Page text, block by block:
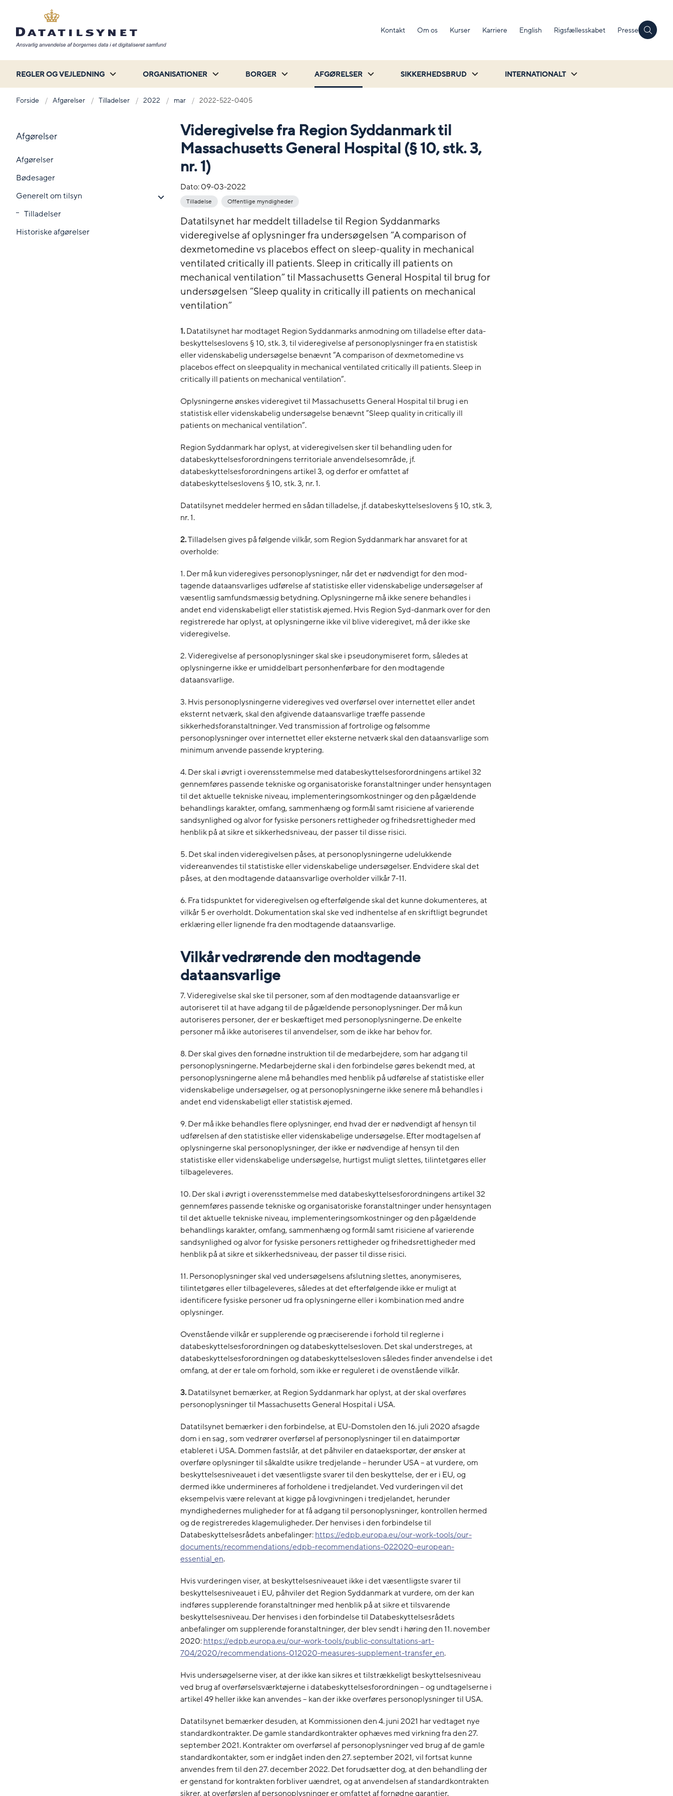
Kontakt Om os Kurser Karriere English Rigsfællesskabet Presse
REGLER OG VEJLEDNING ORGANISATIONER BORGER AFGØRELSER SIKKERHEDSBRUD INTERNATIONALT
Forside Afgørelser Tilladelser 2022 mar 2022-522-0405
Afgørelser
Afgørelser
Bødesager
Generelt om tilsyn
Tilladelser
Historiske afgørelser
Videregivelse fra Region Syddanmark til
Massachusetts General Hospital (§ 10, stk. 3,
nr. 1)
Dato:09-03-2022
Tilladelse Offentlige myndigheder
Datatilsynet har meddelt tilladelse til Region Syddanmarks
videregivelse af oplysninger fra undersøgelsen ”A comparison of
dexmetomedine vs placebos effect on sleep-quality in mechanical
ventilated critically ill patients. Sleep in critically ill patients on
mechanical ventilation” til Massachusetts General Hospital til brug for
undersøgelsen ”Sleep quality in critically ill patients on mechanical
ventilation”
1.Datatilsynet har modtaget Region Syddanmarks anmodning om tilladelse efter data-
beskyttelseslovens § 10, stk. 3, til videregivelse af personoplysninger fra en statistisk
eller videnskabelig undersøgelse benævnt ”A comparison of dexmetomedine vs
placebos effect on sleepquality in mechanical ventilated critically ill patients. Sleep in
critically ill patients on mechanical ventilation”.
Oplysningerne ønskes videregivet til Massachusetts General Hospital til brug i en
statistisk eller videnskabelig undersøgelse benævnt ”Sleep quality in critically ill
patients on mechanical ventilation”.
Region Syddanmark har oplyst, at videregivelsen sker til behandling uden for
databeskyttelsesforordningens territoriale anvendelsesområde, jf.
databeskyttelsesforordningens artikel 3, og derfor er omfattet af
databeskyttelseslovens § 10, stk. 3, nr. 1.
Datatilsynet meddeler hermed en sådan tilladelse, jf. databeskyttelseslovens § 10, stk. 3,
nr. 1.
2.Tilladelsen gives på følgende vilkår, som Region Syddanmark har ansvaret for at
overholde:
1. Der må kun videregives personoplysninger, når det er nødvendigt for den mod-
tagende dataansvarliges udførelse af statistiske eller videnskabelige undersøgelser af
væsentlig samfundsmæssig betydning. Oplysningerne må ikke senere behandles i
andet end videnskabeligt eller statistisk øjemed. Hvis Region Syd-danmark over for den
registrerede har oplyst, at oplysningerne ikke vil blive videregivet, må der ikke ske
videregivelse.
2. Videregivelse af personoplysninger skal ske i pseudonymiseret form, således at
oplysningerne ikke er umiddelbart personhenførbare for den modtagende
dataansvarlige.
3. Hvis personoplysningerne videregives ved overførsel over internettet eller andet
eksternt netværk, skal den afgivende dataansvarlige træffe passende
sikkerhedsforanstaltninger. Ved transmission af fortrolige og følsomme
personoplysninger over internettet eller eksterne netværk skal den dataansvarlige som
minimum anvende passende kryptering.
4. Der skal i øvrigt i overensstemmelse med databeskyttelsesforordningens artikel 32
gennemføres passende tekniske og organisatoriske foranstaltninger under hensyntagen
til det aktuelle tekniske niveau, implementeringsomkostninger og den pågældende
behandlings karakter, omfang, sammenhæng og formål samt risiciene af varierende
sandsynlighed og alvor for fysiske personers rettigheder og frihedsrettigheder med
henblik på at sikre et sikkerhedsniveau, der passer til disse risici.
5. Det skal inden videregivelsen påses, at personoplysningerne udelukkende
videreanvendes til statistiske eller videnskabelige undersøgelser. Endvidere skal det
påses, at den modtagende dataansvarlige overholder vilkår 7-11.
6. Fra tidspunktet for videregivelsen og efterfølgende skal det kunne dokumenteres, at
vilkår 5 er overholdt. Dokumentation skal ske ved indhentelse af en skriftligt begrundet
erklæring eller lignende fra den modtagende dataansvarlige.
Vilkår vedrørende den modtagende
dataansvarlige
7. Videregivelse skal ske til personer, som af den modtagende dataansvarlige er
autoriseret til at have adgang til de pågældende personoplysninger. Der må kun
autoriseres personer, der er beskæftiget med personoplysningerne. De enkelte
personer må ikke autoriseres til anvendelser, som de ikke har behov for.
8. Der skal gives den fornødne instruktion til de medarbejdere, som har adgang til
personoplysningerne. Medarbejderne skal i den forbindelse gøres bekendt med, at
personoplysningerne alene må behandles med henblik på udførelse af statistiske eller
videnskabelige undersøgelser, og at personoplysningerne ikke senere må behandles i
andet end videnskabeligt eller statistisk øjemed.
9. Der må ikke behandles flere oplysninger, end hvad der er nødvendigt af hensyn til
udførelsen af den statistiske eller videnskabelige undersøgelse. Efter modtagelsen af
oplysningerne skal personoplysninger, der ikke er nødvendige af hensyn til den
statistiske eller videnskabelige undersøgelse, hurtigst muligt slettes, tilintetgøres eller
tilbageleveres.
10. Der skal i øvrigt i overensstemmelse med databeskyttelsesforordningens artikel 32
gennemføres passende tekniske og organisatoriske foranstaltninger under hensyntagen
til det aktuelle tekniske niveau, implementeringsomkostninger og den pågældende
behandlings karakter, omfang, sammenhæng og formål samt risiciene af varierende
sandsynlighed og alvor for fysiske personers rettigheder og frihedsrettigheder med
henblik på at sikre et sikkerhedsniveau, der passer til disse risici.
11. Personoplysninger skal ved undersøgelsens afslutning slettes, anonymiseres,
tilintetgøres eller tilbageleveres, således at det efterfølgende ikke er muligt at
identificere fysiske personer ud fra oplysningerne eller i kombination med andre
oplysninger.
Ovenstående vilkår er supplerende og præciserende i forhold til reglerne i
databeskyttelsesforordningen og databeskyttelsesloven. Det skal understreges, at
databeskyttelsesforordningen og databeskyttelsesloven således finder anvendelse i det
omfang, at der er tale om forhold, som ikke er reguleret i de ovenstående vilkår.
3.Datatilsynet bemærker, at Region Syddanmark har oplyst, at der skal overføres
personoplysninger til Massachusetts General Hospital i USA.
Datatilsynet bemærker i den forbindelse, at EU-Domstolen den 16. juli 2020 afsagde
dom i en sag , som vedrører overførsel af personoplysninger til en dataimportør
etableret i USA. Dommen fastslår, at det påhviler en dataeksportør, der ønsker at
overføre oplysninger til såkaldte usikre tredjelande – herunder USA – at vurdere, om
beskyttelsesniveauet i det væsentligste svarer til den beskyttelse, der er i EU, og
dermed ikke undermineres af forholdene i tredjelandet. Ved vurderingen vil det
eksempelvis være relevant at kigge på lovgivningen i tredjelandet, herunder
myndighedernes muligheder for at få adgang til personoplysninger, kontrollen hermed
og de registreredes klagemuligheder. Der henvises i den forbindelse til
Databeskyttelsesrådets anbefalinger:https://edpb.europa.eu/our-work-tools/our-
documents/recommendations/edpb-recommendations-022020-european-
essential_en.
Hvis vurderingen viser, at beskyttelsesniveauet ikke i det væsentligste svarer til
beskyttelsesniveauet i EU, påhviler det Region Syddanmark at vurdere, om der kan
indføres supplerende foranstaltninger med henblik på at sikre et tilsvarende
beskyttelsesniveau. Der henvises i den forbindelse til Databeskyttelsesrådets
anbefalinger om supplerende foranstaltninger, der blev sendt i høring den 11. november
2020:https://edpb.europa.eu/our-work-tools/public-consultations-art-
704/2020/recommendations-012020-measures-supplement-transfer_en.
Hvis undersøgelserne viser, at der ikke kan sikres et tilstrækkeligt beskyttelsesniveau
ved brug af overførselsværktøjerne i databeskyttelsesforordningen – og undtagelserne i
artikel 49 heller ikke kan anvendes – kan der ikke overføres personoplysninger til USA.
Datatilsynet bemærker desuden, at Kommissionen den 4. juni 2021 har vedtaget nye
standardkontrakter. De gamle standardkontrakter ophæves med virkning fra den 27.
september 2021. Kontrakter om overførsel af personoplysninger ved brug af de gamle
standardkontakter, som er indgået inden den 27. september 2021, vil fortsat kunne
anvendes frem til den 27. december 2022. Det forudsætter dog, at den behandling der
er genstand for kontrakten forbliver uændret, og at anvendelsen af standardkontrakten
sikrer, at overførslen af personoplysninger er omfattet af fornødne garantier.